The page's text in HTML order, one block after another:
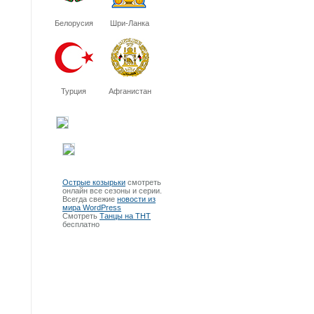
Белорусия Шри-Ланка
Турция Афганистан
Острые козырьки смотреть
онлайн все сезоны и серии.
Всегда свежие новости из
мира WordPress
Смотреть Танцы на ТНТ
бесплатно